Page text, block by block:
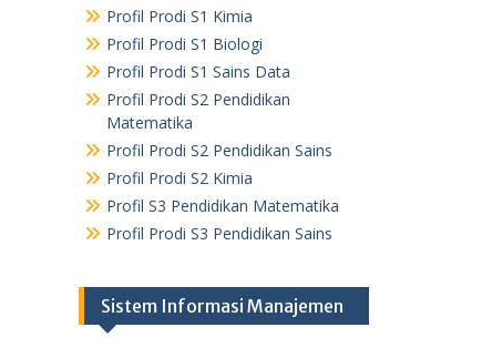
Profil Prodi S1 Kimia
Profil Prodi S1 Biologi
Profil Prodi S1 Sains Data
Profil Prodi S2 Pendidikan
Matematika
Profil Prodi S2 Pendidikan Sains
Profil Prodi S2 Kimia
Profil S3 Pendidikan Matematika
Profil Prodi S3 Pendidikan Sains
Sistem Informasi Manajemen